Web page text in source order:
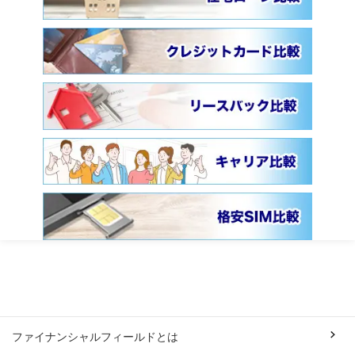
ファイナンシャルフィールドとは